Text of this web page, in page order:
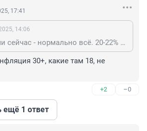
17:41
14:06
кто с деньгами сейчас - нормально всё. 20-22% при продуктовой инфляции 15-18 годовых. Да и рубль не дешевеет. Год назад доллар тоже 95-100 был. Сейчас 102.
30+, какие там 18, не
+2 –0
ещё 1 ответ